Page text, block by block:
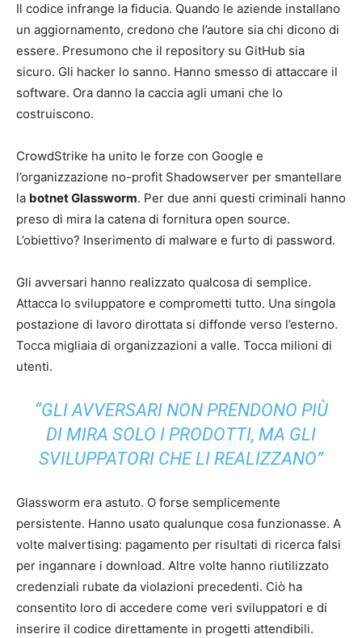
dellIntelligenza
Il codice infrange la fiducia. Quando le aziende installano
un aggiornamento, credono che l’autore sia chi dicono di
essere. Presumono che il repository su GitHub sia
sicuro. Gli hacker lo sanno. Hanno smesso di attaccare il
software. Ora danno la caccia agli umani che lo
costruiscono.
CrowdStrike ha unito le forze con Google e
l’organizzazione no-profit Shadowserver per smantellare
la botnet Glassworm. Per due anni questi criminali hanno
preso di mira la catena di fornitura open source.
L’obiettivo? Inserimento di malware e furto di password.
Gli avversari hanno realizzato qualcosa di semplice.
Attacca lo sviluppatore e comprometti tutto. Una singola
postazione di lavoro dirottata si diffonde verso l’esterno.
Tocca migliaia di organizzazioni a valle. Tocca milioni di
utenti.
“GLI AVVERSARI NON PRENDONO PIÙ
DI MIRA SOLO I PRODOTTI, MA GLI
SVILUPPATORI CHE LI REALIZZANO”
Glassworm era astuto. O forse semplicemente
persistente. Hanno usato qualunque cosa funzionasse. A
volte malvertising: pagamento per risultati di ricerca falsi
per ingannare i download. Altre volte hanno riutilizzato
credenziali rubate da violazioni precedenti. Ciò ha
consentito loro di accedere come veri sviluppatori e di
inserire il codice direttamente in progetti attendibili.